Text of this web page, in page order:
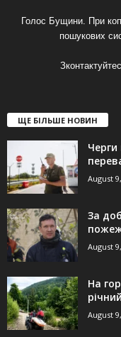
Голос Бущини. При
пошукових
ЩЕ БІЛЬШЕ НОВИН
Черги
August
За
August
На
August